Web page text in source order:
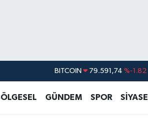
DOLAR 45,43620 %0.02
GÜNDEM SPOR